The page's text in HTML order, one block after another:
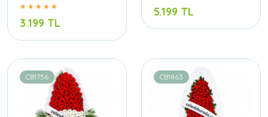
3.199 TL
5.199 TL
CB1756 CB1863